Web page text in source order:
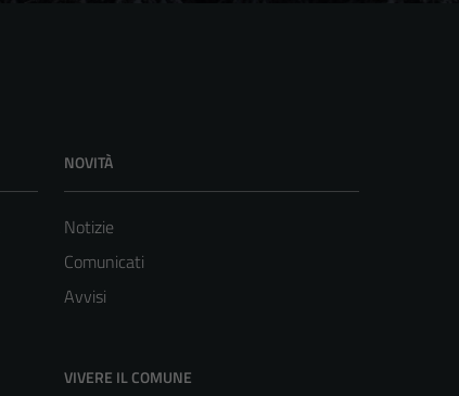
NOVITÀ
Notizie
Comunicati
Avvisi
VIVERE IL COMUNE